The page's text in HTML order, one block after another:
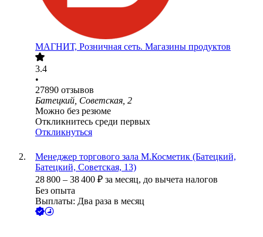
МАГНИТ, Розничная сеть. Магазины продуктов
3.4
•
27890 отзывов
Батецкий, Советская, 2
Можно без резюме
Откликнитесь среди первых
Откликнуться
Менеджер торгового зала М.Косметик (Батецкий,
Батецкий, Советская, 13)
28 800 – 38 400 ₽ за месяц, до вычета налогов
Без опыта
Выплаты: Два раза в месяц